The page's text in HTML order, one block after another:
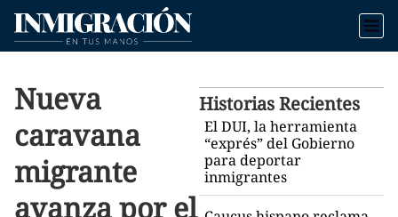
Nueva
caravana
migrante
avanza por el
Historias Recientes
El DUI, la herramienta
“exprés” del Gobierno
para deportar
inmigrantes